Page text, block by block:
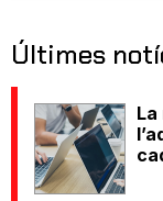
Últimes